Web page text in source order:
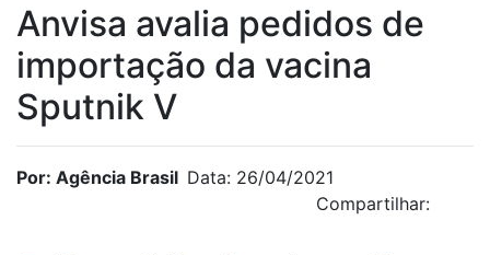
Anvisa avalia pedidos de
importação da vacina
Sputnik V
Por: Agência Brasil Data: 26/04/2021
Compartilhar: